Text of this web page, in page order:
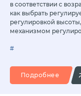
в соответствии с
как выбрать
регулировкой
механизмом
#
Подробнее